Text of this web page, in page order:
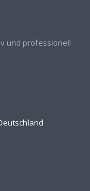
und professionell